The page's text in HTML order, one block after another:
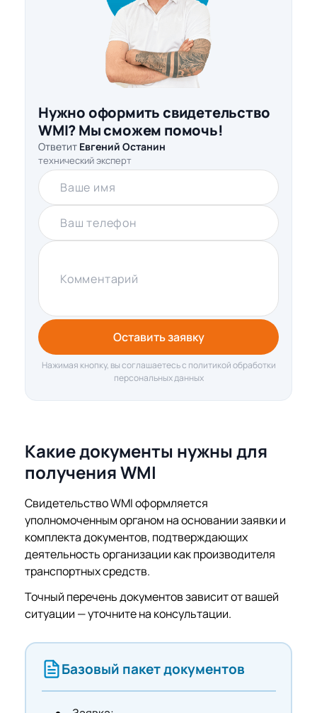
Нужно оформить свидетельство
WMI? Мы сможем помочь!
Ответит Евгений Останин
технический эксперт
Ваше имя
Ваш телефон
Комментарий
Оставить заявку
Нажимая кнопку, вы соглашаетесь с политикой обработки
персональных данных
Какие документы нужны для
получения WMI
Свидетельство WMI оформляется
уполномоченным органом на основании заявки и
комплекта документов, подтверждающих
деятельность организации как производителя
транспортных средств.
Точный перечень документов зависит от вашей
ситуации — уточните на консультации.
Базовый пакет документов